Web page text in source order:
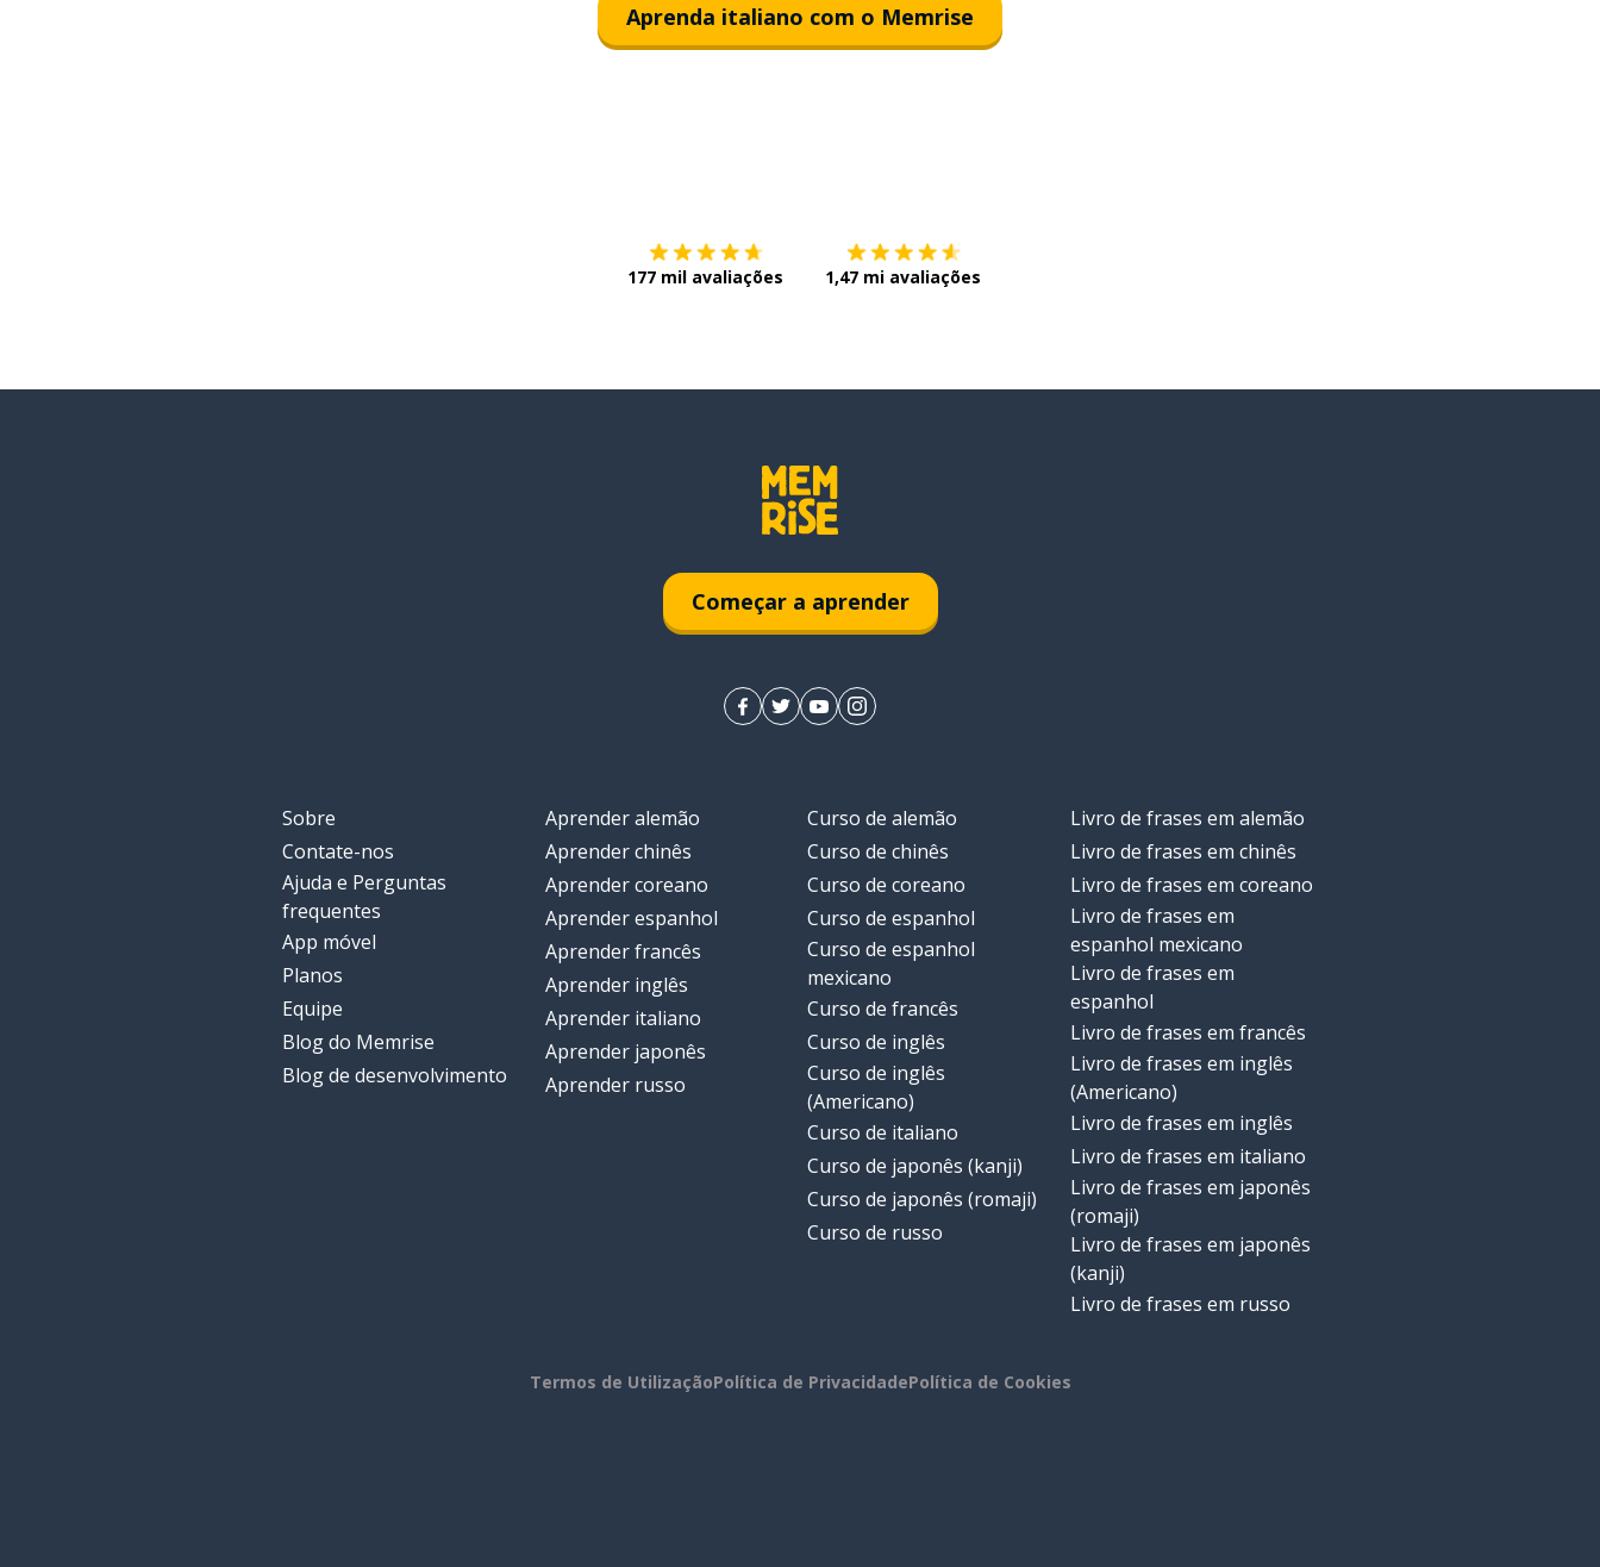
Aprenda italiano com o Memrise
177 mil avaliações 1,47 mi avaliações
Começar a aprender
Sobre
Contate-nos
Ajuda e Perguntas
frequentes
App móvel
Planos
Equipe
Blog do Memrise
Blog de desenvolvimento
Aprender alemão
Aprender chinês
Aprender coreano
Aprender espanhol
Aprender francês
Aprender inglês
Aprender italiano
Aprender japonês
Aprender russo
Curso de alemão
Curso de chinês
Curso de coreano
Curso de espanhol
Curso de espanhol
mexicano
Curso de francês
Curso de inglês
Curso de inglês
(Americano)
Curso de italiano
Curso de japonês (kanji)
Curso de japonês (romaji)
Curso de russo
Livro de frases em alemão
Livro de frases em chinês
Livro de frases em coreano
Livro de frases em
espanhol mexicano
Livro de frases em
espanhol
Livro de frases em francês
Livro de frases em inglês
(Americano)
Livro de frases em inglês
Livro de frases em italiano
Livro de frases em japonês
(romaji)
Livro de frases em japonês
(kanji)
Livro de frases em russo
Termos de UtilizaçãoPolítica de PrivacidadePolítica de Cookies